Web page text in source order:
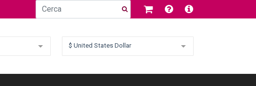
$ United States Dollar